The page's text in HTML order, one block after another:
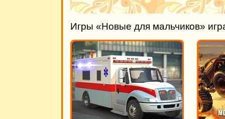
Игры «Новые для мальчиков»